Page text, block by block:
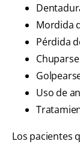
Mordida
Pérdida
Uso de
Los pacientes